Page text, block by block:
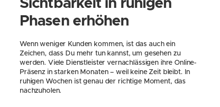
Sichtbarkeit in ruhigen
Phasen erhöhen
Wenn weniger Kunden kommen, ist das auch ein
Zeichen, dass Du mehr tun kannst, um gesehen zu
werden. Viele Dienstleister vernachlässigen ihre Online-
Präsenz in starken Monaten – weil keine Zeit bleibt. In
ruhigen Wochen ist genau der richtige Moment, das
nachzuholen.